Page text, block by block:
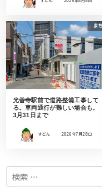
ま
光善寺駅前で道路整備工事して
る。車両通行が難しい場合も。
3月31日まで
すどん 2026年7月28日
検